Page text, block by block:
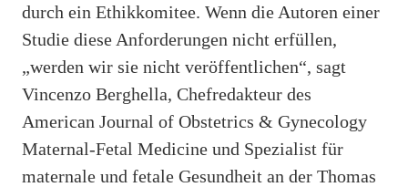
durch ein Ethikkomitee. Wenn die Autoren einer
Studie diese Anforderungen nicht erfüllen,
„werden wir sie nicht veröffentlichen“, sagt
Vincenzo Berghella, Chefredakteur des
American Journal of Obstetrics & Gynecology
Maternal-Fetal Medicine und Spezialist für
maternale und fetale Gesundheit an der Thomas